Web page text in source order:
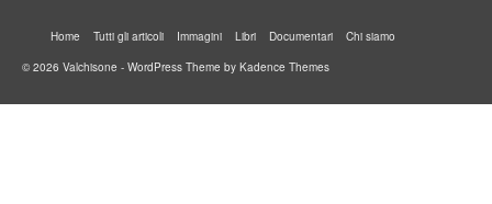
Home Tutti gli articoli Immagini Libri Documentari
Chi siamo
© 2026 Valchisone - WordPress Theme by Kadence Themes